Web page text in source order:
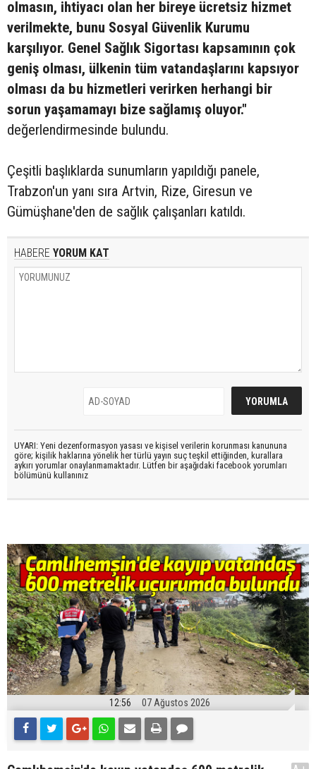
olmasın, ihtiyacı olan her bireye ücretsiz hizmet
verilmekte, bunu Sosyal Güvenlik Kurumu
karşılıyor. Genel Sağlık Sigortası kapsamının çok
geniş olması, ülkenin tüm vatandaşlarını kapsıyor
olması da bu hizmetleri verirken herhangi bir
sorun yaşamamayı bize sağlamış oluyor."
değerlendirmesinde bulundu.
Çeşitli başlıklarda sunumların yapıldığı panele,
Trabzon'un yanı sıra Artvin, Rize, Giresun ve
Gümüşhane'den de sağlık çalışanları katıldı.
HABERE YORUM KAT
UYARI: Yeni dezenformasyon yasası ve kişisel verilerin korunması kanununa
göre; kişilik haklarına yönelik her türlü yayın suç teşkil ettiğinden, kurallara
aykırı yorumlar onaylanmamaktadır. Lütfen bir aşağıdaki facebook yorumları
bölümünü kullanınız
12:56 07 Ağustos 2026